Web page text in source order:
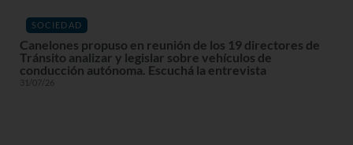
SOCIEDAD
Canelones propuso en reunión de los 19 directores de
Tránsito analizar y legislar sobre vehículos de
conducción autónoma. Escuchá la entrevista
31/07/26